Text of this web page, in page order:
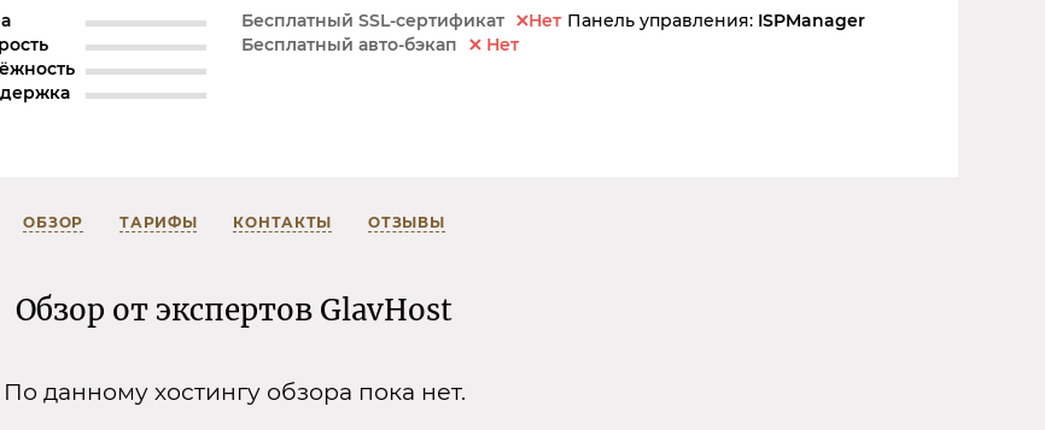
Бесплатный SSL-сертификат
Нет
Бесплатный авто-бэкап
Нет
Панель управления: ISPManager
ОБЗОР ТАРИФЫ КОНТАКТЫ ОТЗЫВЫ
Обзор от экспертов GlavHost
По данному хостингу обзора пока нет.